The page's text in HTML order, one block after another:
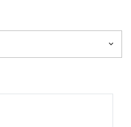
keyboard_arrow_down